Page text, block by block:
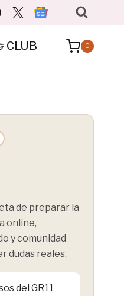
CLUB 0
de preparar la
online,
y comunidad
dudas reales.
del GR11